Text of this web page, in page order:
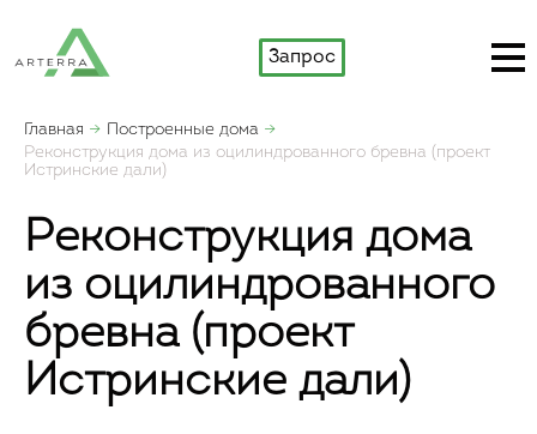
Запрос
Главная
Построенные дома
Реконструкция дома из оцилиндрованного бревна (проект
Истринские дали)
Реконструкция дома
из оцилиндрованного
бревна (проект
Истринские дали)